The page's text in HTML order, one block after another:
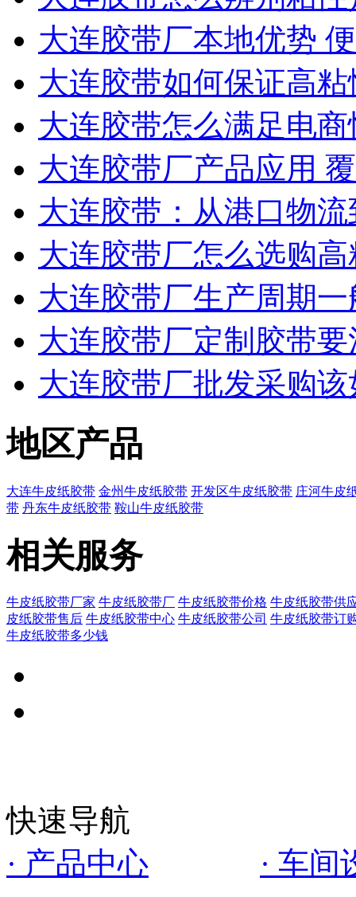
大连胶带厂本地优势
大连胶带如何保证高
大连胶带怎么满足电
大连胶带厂产品应用
大连胶带：从港口物
大连胶带厂怎么选购
大连胶带厂生产周期一
大连胶带厂定制胶带
大连胶带厂批发采购
地区产品
大连牛皮纸胶带 金州牛皮纸胶带 开发区牛皮纸胶带 庄河牛皮
带 丹东牛皮纸胶带 鞍山牛皮纸胶带
相关服务
牛皮纸胶带厂家 牛皮纸胶带厂 牛皮纸胶带价格 牛皮纸胶带供
皮纸胶带售后 牛皮纸胶带中心 牛皮纸胶带公司 牛皮纸胶带订
牛皮纸胶带多少钱
快速导航
· 产品中心
· 车间